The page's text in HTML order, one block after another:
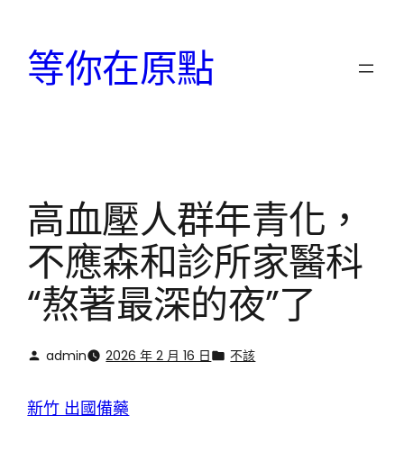
等你在原點
高血壓人群年青化，
不應森和診所家醫科
“熬著最深的夜”了
admin 2026 年 2 月 16 日 不該
新竹 出國備藥